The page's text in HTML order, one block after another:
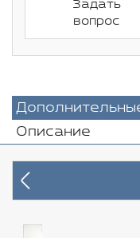
Задать
вопрос
Описание